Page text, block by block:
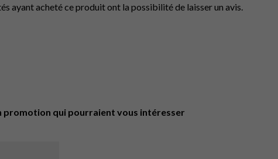
ayant acheté ce produit ont la possibilité de laisser un avis.
promotion qui pourraient vous intéresser